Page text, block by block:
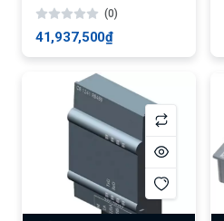
(0)
41,937,500₫